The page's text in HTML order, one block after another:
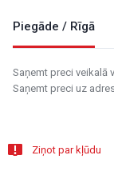
Piegāde / Rīgā
Saņemt preci veikalā
Saņemt preci uz
Ziņot par kļūdu